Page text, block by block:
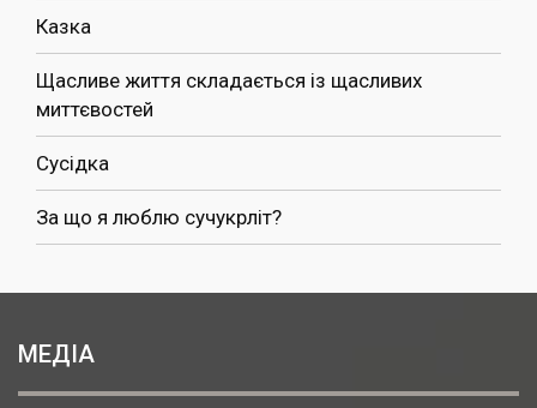
Казка
Щасливе життя складається із щасливих
миттєвостей
Сусідка
За що я люблю сучукрліт?
МЕДІА